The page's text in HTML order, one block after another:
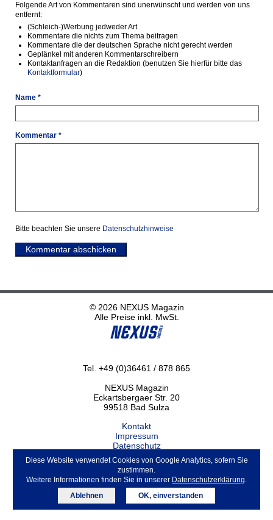
Folgende Art von Kommentaren sind unerwünscht und werden von uns
entfernt:
(Schleich-)Werbung jedweder Art
Kommentare die nichts zum Thema beitragen
Kommentare die der deutschen Sprache nicht gerecht werden
Geplänkel mit anderen Kommentarschreibern
Kontaktanfragen an die Redaktion (benutzen Sie hierfür bitte das
Kontaktformular)
Name *
Kommentar *
Bitte beachten Sie unsere Datenschutzhinweise
Kommentar abschicken
© 2026 NEXUS Magazin
Alle Preise inkl. MwSt.
Tel. +49 (0)36461 / 878 865
NEXUS Magazin
Eckartsbergaer Str. 20
99518 Bad Sulza
Kontakt
Impressum
Datenschutz
Haftungsausschluss
ABO kündigen
Diese Website verwendet Cookies von Google Analytics, sofern Sie
zustimmen.
Weitere Informationen finden Sie in unserer Datenschutzerklärung.
Ablehnen
OK, einverstanden